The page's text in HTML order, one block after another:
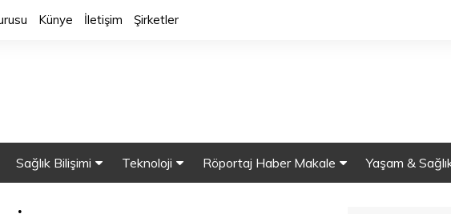
Künye İletişim Şirketler
Sağlık Bilişimi Teknoloji Röportaj Haber Makale Yaşam &